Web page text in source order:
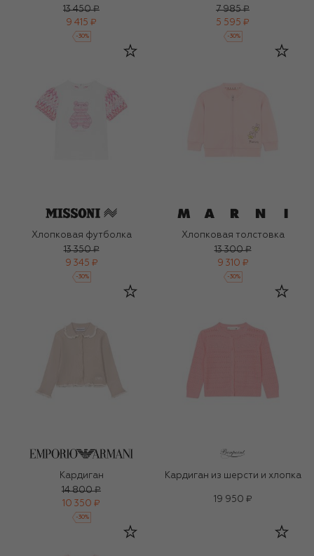
13 450 ₽
9 415 ₽
-30%
7 985 ₽
5 595 ₽
-30%
Хлопковая футболка
13 350 ₽
9 345 ₽
-30%
Хлопковая толстовка
13 300 ₽
9 310 ₽
-30%
Кардиган
14 800 ₽
10 350 ₽
-30%
Кардиган из шерсти и хлопка
19 950 ₽